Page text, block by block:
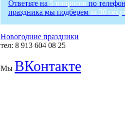
Ответьте на 5 вопросов по
праздника мы подберем за 30
Новогодние праздники
тел: 8 913 604 08 25
Мы ВКонтакте